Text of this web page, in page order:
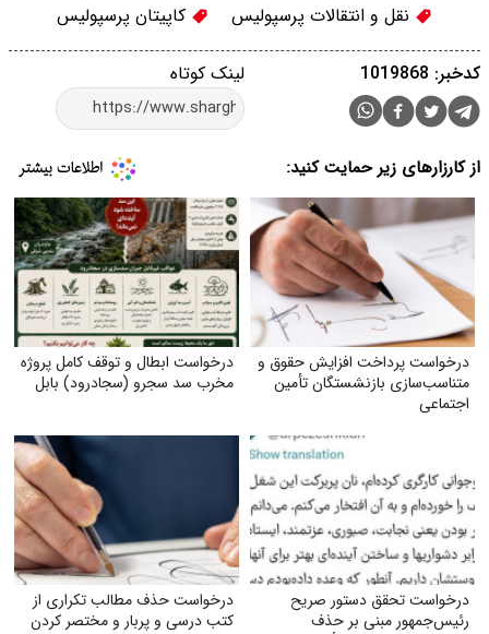
نقل و انتقالات پرسپولیس
کاپیتان پرسپوليس
لینک کوتاه کدخبر: 1019868
از کارزارهای زیر حمایت کنید:
درخواست پرداخت افزایش حقوق و
متناسب‌سازی بازنشستگان تأمین
اجتماعی
درخواست ابطال و توقف کامل پروژه
مخرب سد سجرو (سجادرود) بابل
درخواست تحقق دستور صریح
رئیس‌جمهور مبنی بر حذف
درخواست حذف مطالب تکراری از
کتب درسی و پربار و مختصر کردن